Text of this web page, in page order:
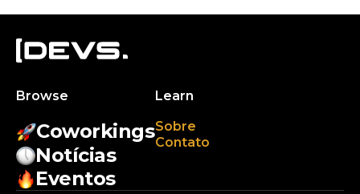
Browse
Coworkings
Notícias
Eventos
Learn
Sobre
Contato